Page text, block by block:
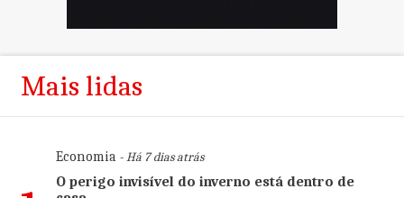
Mais lidas
Economia- Há 7 dias atrás
O perigo invisível do inverno está dentro de